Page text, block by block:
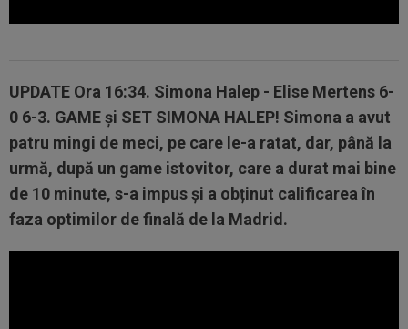
UPDATE Ora 16:34. Simona Halep - Elise Mertens 6-
0 6-3. GAME și SET SIMONA HALEP! Simona a avut
patru mingi de meci, pe care le-a ratat, dar, până la
urmă, după un game istovitor, care a durat mai bine
de 10 minute, s-a impus și a obținut calificarea în
faza optimilor de finală de la Madrid.